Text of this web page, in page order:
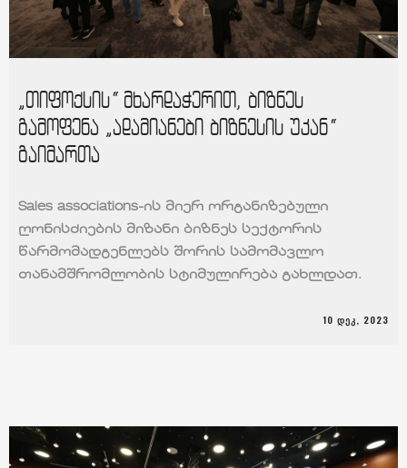
„თიფოქსის“ მხარდაჭერით, ბიზნეს
გამოფენა „ადამიანები ბიზნესის უკან“
გაიმართა
Sales associations-ის მიერ ორგანიზებული
ღონისძიების მიზანი ბიზნეს სექტორის
წარმომადგენლებს შორის სამომავლო
თანამშრომლობის სტიმულირება გახლდათ.
10 ᲓᲔᲙ, 2023